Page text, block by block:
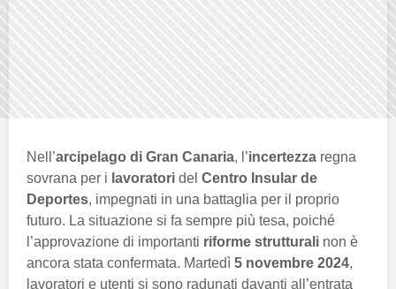
Nell’arcipelago di Gran Canaria, l’incertezza regna
sovrana per i lavoratori del Centro Insular de
Deportes, impegnati in una battaglia per il proprio
futuro. La situazione si fa sempre più tesa, poiché
l’approvazione di importanti riforme strutturali non è
ancora stata confermata. Martedì 5 novembre 2024,
lavoratori e utenti si sono radunati davanti all’entrata